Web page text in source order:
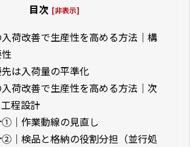
目次 [非表示]
荷改善で生産性を高める方法｜構
は入荷量の平準化
荷改善で生産性を高める方法｜次
程設計
｜作業動線の見直し
｜検品と格納の役割分担（並行処